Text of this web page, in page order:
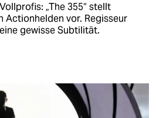
„The 355“ stellt
Actionhelden vor. Regisseur
gewisse Subtilität.